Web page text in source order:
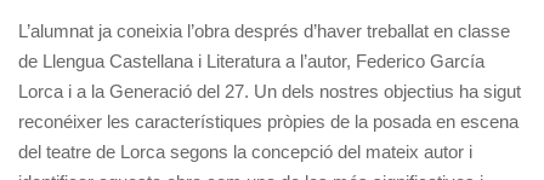
L’alumnat ja coneixia l’obra després d’haver treballat en classe
de Llengua Castellana i Literatura a l’autor, Federico García
Lorca i a la Generació del 27. Un dels nostres objectius ha sigut
reconéixer les característiques pròpies de la posada en escena
del teatre de Lorca segons la concepció del mateix autor i